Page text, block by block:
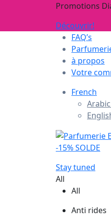
Promotions
Découvrir!
FAQ’s
à propos
Votre
French
-15% SOLDE
Stay tuned
All
All
Anti rides